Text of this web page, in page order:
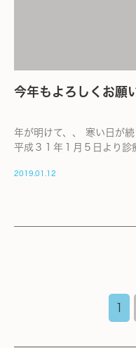
今年もよろしくお願
年が明けて、、 寒い日が
平成３１年１月５日より
2019.01.12
1